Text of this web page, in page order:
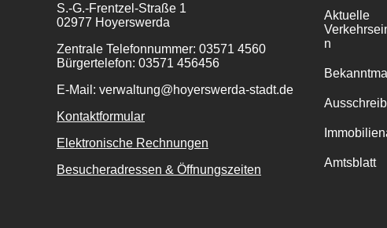
S.-G.-Frentzel-Straße 1
02977 Hoyerswerda
Zentrale Telefonnummer: 03571 4560
Bürgertelefon: 03571 456456
E-Mail: verwaltung@hoyerswerda-stadt.de
Kontaktformular
Elektronische Rechnungen
Besucheradressen & Öffnungszeiten
Aktuelle
n
Amtsblatt